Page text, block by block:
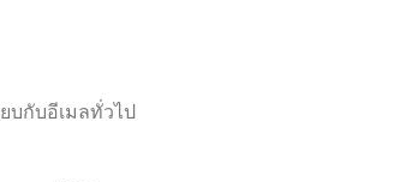
บกับอีเมลทั่วไป